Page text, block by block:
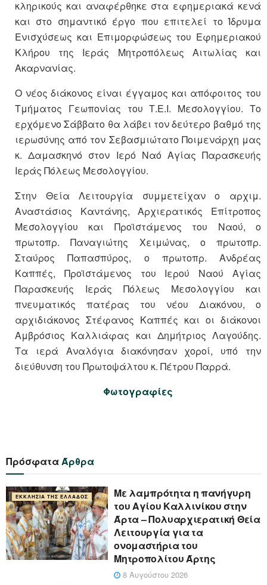
κληρικούς και αναφέρθηκε στα εφημεριακά κενά
και στο σημαντικό έργο που επιτελεί το Ίδρυμα
Ενισχύσεως και Επιμορφώσεως του Εφημεριακού
Κλήρου της Ιεράς Μητροπόλεως Αιτωλίας και
Ακαρνανίας.
Ο νέος διάκονος είναι έγγαμος και απόφοιτος του
Τμήματος Γεωπονίας του Τ.Ε.Ι. Μεσολογγίου. Το
ερχόμενο Σάββατο θα λάβει τον δεύτερο βαθμό της
ιερωσύνης από τον Σεβασμιώτατο Ποιμενάρχη μας
κ. Δαμασκηνό στον Ιερό Ναό Αγίας Παρασκευής
Ιεράς Πόλεως Μεσολογγίου.
Στην Θεία Λειτουργία συμμετείχαν ο αρχιμ.
Αναστάσιος Καντάνης, Αρχιερατικός Επίτροπος
Μεσολογγίου και Προϊστάμενος του Ναού, ο
πρωτοπρ. Παναγιώτης Χειμώνας, ο πρωτοπρ.
Σταύρος Παπασπύρος, ο πρωτοπρ. Ανδρέας
Καππές, Προϊστάμενος του Ιερού Ναού Αγίας
Παρασκευής Ιεράς Πόλεως Μεσολογγίου και
πνευματικός πατέρας του νέου Διακόνου, ο
αρχιδιάκονος Στέφανος Καππές και οι διάκονοι
Αμβρόσιος Καλλιάφας και Δημήτριος Λαγούδης.
Τα ιερά Αναλόγια διακόνησαν χοροί, υπό την
διεύθυνση του Πρωτοψάλτου κ. Πέτρου Παρρά.
Φωτογραφίες
ΠρόσφαταΆρθρα
ΕΚΚΛΗΣΊΑ ΤΗΣ ΕΛΛΆΔΟΣ
Με λαμπρότητα η πανήγυρη
του Αγίου Καλλινίκου στην
Άρτα – Πολυαρχιερατική Θεία
Λειτουργία για τα
ονομαστήρια του
Μητροπολίτου Άρτης
8 Αυγούστου 2026